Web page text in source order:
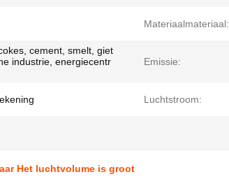
Materiaalmateriaal:
cement, smelt, giet
industrie, energiecentr
Emissie:
Luchtstroom:
Het luchtvolume is groot